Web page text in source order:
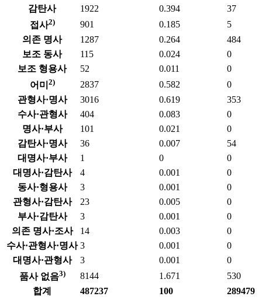
감탄사
1922 0.394
37
접사2) 901 0.185
5
의존 명사
1287 0.264
484
보조 동사
115 0.024
0
보조 형용사
52 0.011
0
어미 2) 2837 0.582
0
관형사·명사
3016 0.619
353
수사·관형사
404 0.083
0
명사·부사
101 0.021
0
감탄사·명사
36 0.007
54
대명사·부사
1 0
0
대명사·감탄사
4 0.001
0
동사·형용사
3 0.001
0
관형사·감탄사
23 0.005
0
부사·감탄사
3 0.001
0
의존 명사·조사
14 0.003
0
수사·관형사·명사 3 0.001
0
대명사·관형사
3 0.001
0
품사 없음3) 8144 1.671
530
합계
487237 100 289479